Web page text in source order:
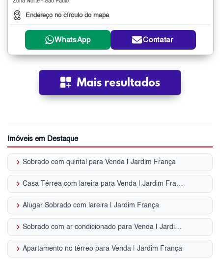
Zona Norte - São Paulo
Endereço no círculo do mapa
WhatsApp Contatar
Imóveis em Destaque
keyboard_arrow_right Sobrado com quintal para Venda | Jardim França
keyboard_arrow_right Casa Térrea com lareira para Venda | Jardim França
keyboard_arrow_right Alugar Sobrado com lareira | Jardim França
keyboard_arrow_right Sobrado com ar condicionado para Venda | Jardim França
keyboard_arrow_right Apartamento no térreo para Venda | Jardim França